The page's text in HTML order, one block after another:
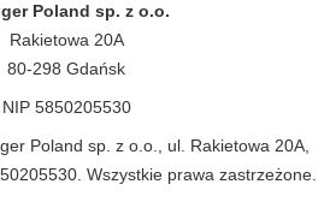
Poland sp. z o.o.
Rakietowa 20A
80-298 Gdańsk
NIP 5850205530
Poland sp. z o.o., ul. Rakietowa 20A,
Wszystkie prawa zastrzeżone.